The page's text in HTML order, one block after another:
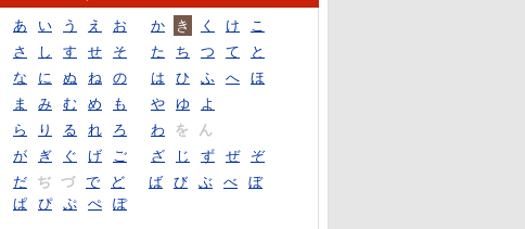
あ い う え お か き く け
こ
さ
し す せ そ た ち つ て
と
な
に ぬ ね の は ひ ふ へ
ほ
ま
み む め も や ゆ
よ
ら
り る れ ろ わ を
ん
が
ぎ ぐ げ ご ざ じ ず ぜ
ぞ
だ
ぢ づ で ど ば び ぶ べ
ぼ
ぱ
ぴ ぷ ぺ ぽ